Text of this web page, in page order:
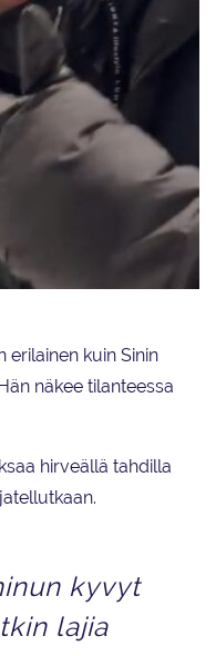
kuin Sinin
näkee tilanteessa
hirveällä tahdilla
kyvyt
lajia